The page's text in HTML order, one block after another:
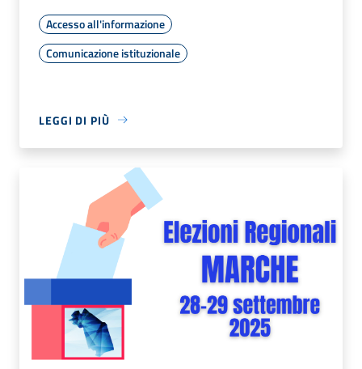
Accesso all'informazione
Comunicazione istituzionale
LEGGI DI PIÙ